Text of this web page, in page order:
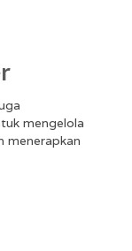
mengelola
menerapkan